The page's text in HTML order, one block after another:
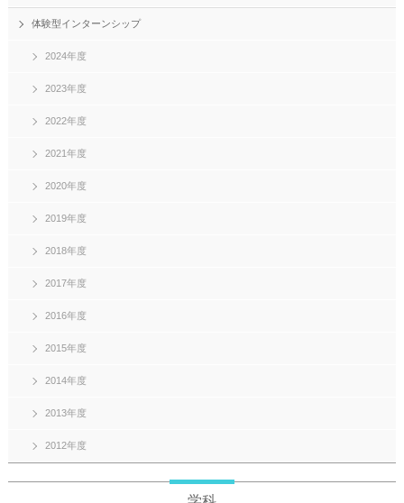
体験型インターンシップ
2024年度
2023年度
2022年度
2021年度
2020年度
2019年度
2018年度
2017年度
2016年度
2015年度
2014年度
2013年度
2012年度